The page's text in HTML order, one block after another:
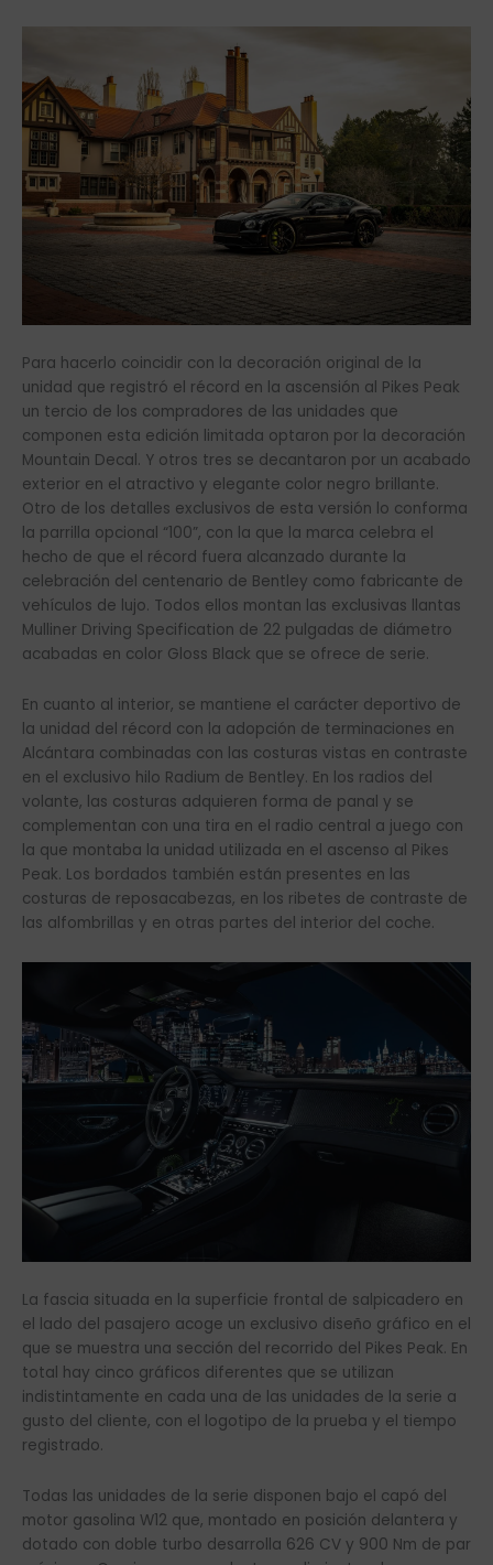
Para hacerlo coincidir con la decoración original de la
unidad que registró el récord en la ascensión al Pikes Peak
un tercio de los compradores de las unidades que
componen esta edición limitada optaron por la decoración
Mountain Decal. Y otros tres se decantaron por un acabado
exterior en el atractivo y elegante color negro brillante.
Otro de los detalles exclusivos de esta versión lo conforma
la parrilla opcional “100”, con la que la marca celebra el
hecho de que el récord fuera alcanzado durante la
celebración del centenario de Bentley como fabricante de
vehículos de lujo. Todos ellos montan las exclusivas llantas
Mulliner Driving Specification de 22 pulgadas de diámetro
acabadas en color Gloss Black que se ofrece de serie.
En cuanto al interior, se mantiene el carácter deportivo de
la unidad del récord con la adopción de terminaciones en
Alcántara combinadas con las costuras vistas en contraste
en el exclusivo hilo Radium de Bentley. En los radios del
volante, las costuras adquieren forma de panal y se
complementan con una tira en el radio central a juego con
la que montaba la unidad utilizada en el ascenso al Pikes
Peak. Los bordados también están presentes en las
costuras de reposacabezas, en los ribetes de contraste de
las alfombrillas y en otras partes del interior del coche.
La fascia situada en la superficie frontal de salpicadero en
el lado del pasajero acoge un exclusivo diseño gráfico en el
que se muestra una sección del recorrido del Pikes Peak. En
total hay cinco gráficos diferentes que se utilizan
indistintamente en cada una de las unidades de la serie a
gusto del cliente, con el logotipo de la prueba y el tiempo
registrado.
Todas las unidades de la serie disponen bajo el capó del
motor gasolina W12 que, montado en posición delantera y
dotado con doble turbo desarrolla 626 CV y 900 Nm de par